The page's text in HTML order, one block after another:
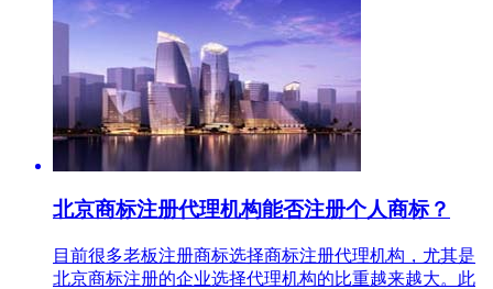
北京商标注册代理机构能否注册个人商标？
目前很多老板注册商标选择商标注册代理机构，尤其是
北京商标注册的企业选择代理机构的比重越来越大。此